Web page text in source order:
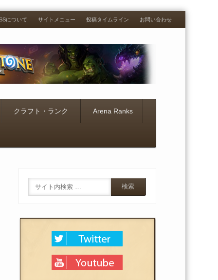
について サイトメニュー 投稿タイムライン お問い合わせ
クラフト・ランク Arena Ranks